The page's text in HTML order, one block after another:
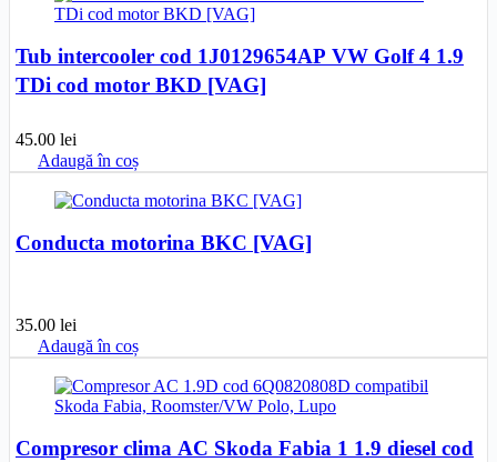
Tub intercooler cod 1J0129654AP VW Golf 4 1.9
TDi cod motor BKD [VAG]
45.00 lei
Adaugă în coș
Conducta motorina BKC [VAG]
35.00 lei
Adaugă în coș
Compresor clima AC Skoda Fabia 1 1.9 diesel cod